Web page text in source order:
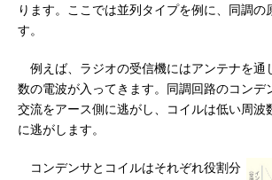
ります。ここでは並列タイプを例に、同調の
す。
例えば、ラジオの受信機にはアンテナを通
数の電波が入ってきます。同調回路のコンデ
交流をアース側に逃がし、コイルは低い周波
に逃がします。
コンデンサとコイルはそれぞれ役割分